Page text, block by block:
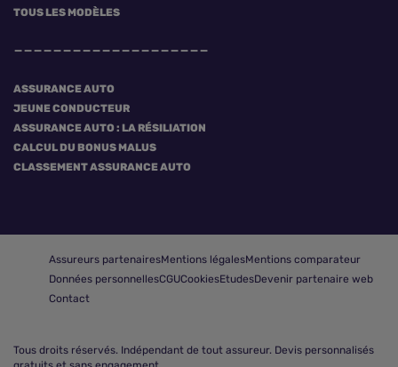
TOUS LES MODÈLES
ASSURANCE AUTO
JEUNE CONDUCTEUR
ASSURANCE AUTO : LA RÉSILIATION
CALCUL DU BONUS MALUS
CLASSEMENT ASSURANCE AUTO
Assureurs partenairesMentions légalesMentions comparateur
Données personnellesCGUCookiesEtudesDevenir partenaire web
Contact
Tous droits réservés. Indépendant de tout assureur. Devis personnalisés